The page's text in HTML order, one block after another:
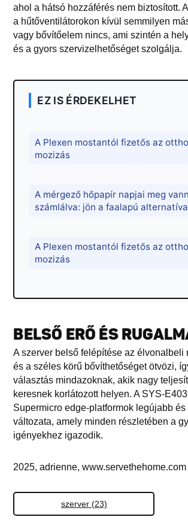
ahol a hátsó hozzáférés nem biztosított.
a hűtőventilátorokon kívül semmilyen
vagy bővítőelem nincs, ami szintén a
és a gyors szervizelhetőséget szolgálja.
EZ IS ÉRDEKELHET
A Plexen mostantól fizetős az
mozizás
A mérgező hőpapír napjai meg
számlálva: jön a faalapú alternatíva
A Plexen mostantól fizetős az
mozizás
BELSŐ ERŐ ÉS
A szerver belső felépítése az élvonalbeli
és a széles körű bővíthetőséget ötvözi,
választás mindazoknak, akik nagy
keresnek korlátozott helyen. A SYS-
Supermicro edge-platformok legújabb
változata, amely minden részletében a
igényekhez igazodik.
2025, adrienne,
szerver (23)